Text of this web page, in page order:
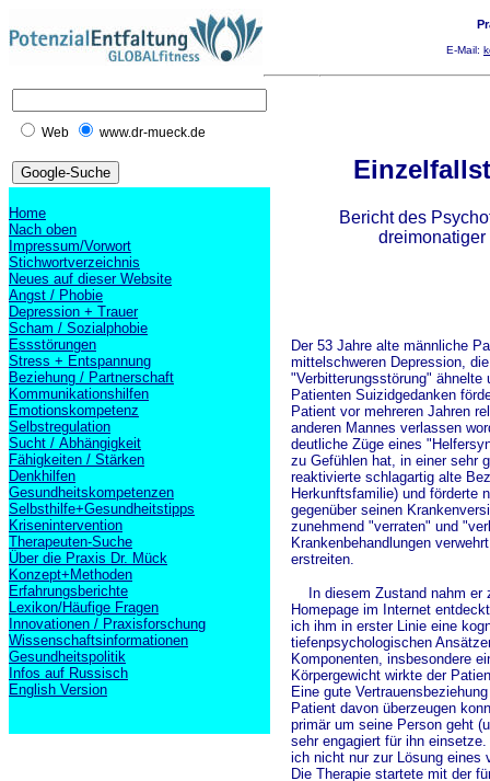
E-Mail:
Web www.dr-mueck.de
Home
Nach oben
Impressum/Vorwort
Stichwortverzeichnis
Neues auf dieser Website
Angst / Phobie
Depression + Trauer
Scham / Sozialphobie
Essstörungen
Stress + Entspannung
Beziehung / Partnerschaft
Kommunikationshilfen
Emotionskompetenz
Selbstregulation
Sucht / Abhängigkeit
Fähigkeiten / Stärken
Denkhilfen
Gesundheitskompetenzen
Selbsthilfe+Gesundheitstipps
Krisenintervention
Therapeuten-Suche
Über die Praxis Dr. Mück
Konzept+Methoden
Erfahrungsberichte
Lexikon/Häufige Fragen
Innovationen / Praxisforschung
Wissenschaftsinformationen
Gesundheitspolitik
Infos auf Russisch
English Version
Bericht des
Der 53 Jahre alte männliche
mittelschweren Depression,
"Verbitterungsstörung" ähnelte
Patienten Suizidgedanken
Patient vor mehreren Jahren
anderen Mannes verlassen
deutliche Züge eines
zu Gefühlen hat, in einer sehr
reaktivierte schlagartig alte
Herkunftsfamilie) und förderte
gegenüber seinen
zunehmend "verraten" und
Krankenbehandlungen
erstreiten.
In diesem Zustand nahm er
Homepage im Internet
ich ihm in erster Linie eine
tiefenpsychologischen
Komponenten, insbesondere
Körpergewicht wirkte der
Eine gute
Patient davon überzeugen
primär um seine Person geht
sehr engagiert für ihn
ich nicht nur zur Lösung eines
Die Therapie startete mit der